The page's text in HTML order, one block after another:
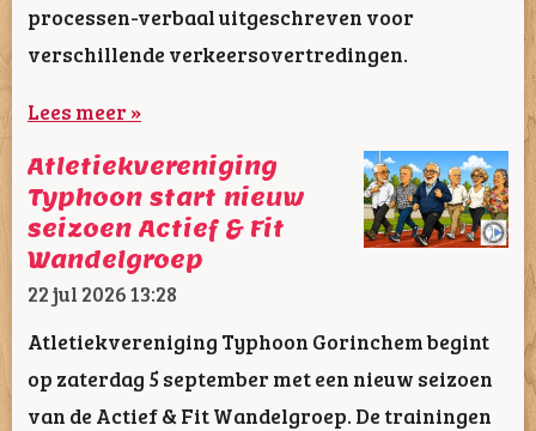
processen-verbaal uitgeschreven voor
verschillende verkeersovertredingen.
Lees meer »
Atletiekvereniging
Typhoon start nieuw
seizoen Actief & Fit
Wandelgroep
22 jul 202613:28
Atletiekvereniging Typhoon Gorinchem begint
op zaterdag 5 september met een nieuw seizoen
van de Actief & Fit Wandelgroep. De trainingen